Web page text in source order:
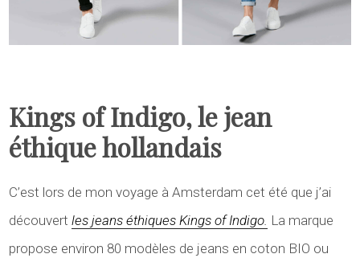
Kings of Indigo, le jean
éthique hollandais
C’est lors de mon voyage à Amsterdam cet été que j’ai
découvertles jeans éthiques Kings of Indigo. La marque
propose environ 80 modèles de jeans en coton BIO ou